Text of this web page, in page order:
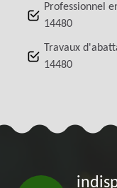
Professionnel
14480
Travaux
14480